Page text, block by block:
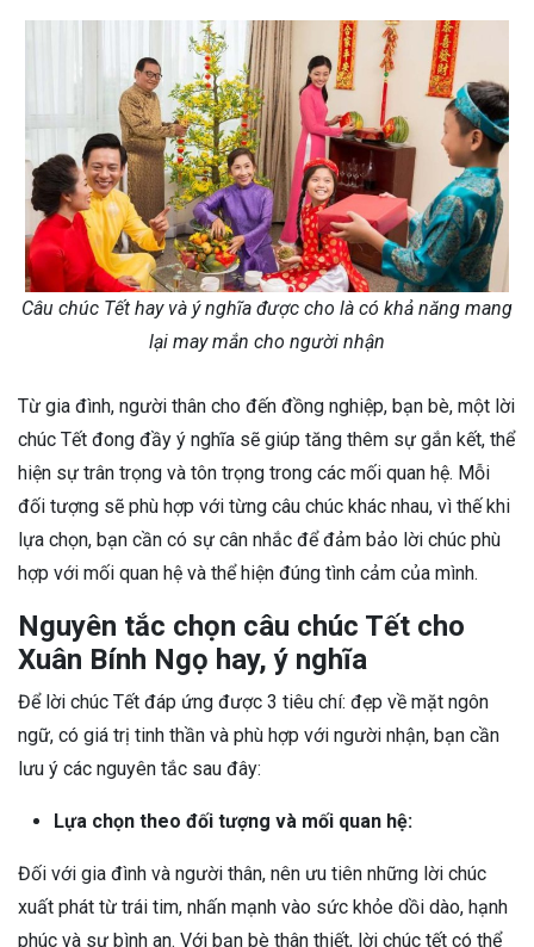
Câu chúc Tết hay và ý nghĩa được cho là có khả năng mang
lại may mắn cho người nhận
Từ gia đình, người thân cho đến đồng nghiệp, bạn bè, một lời
chúc Tết đong đầy ý nghĩa sẽ giúp tăng thêm sự gắn kết, thể
hiện sự trân trọng và tôn trọng trong các mối quan hệ. Mỗi
đối tượng sẽ phù hợp với từng câu chúc khác nhau, vì thế khi
lựa chọn, bạn cần có sự cân nhắc để đảm bảo lời chúc phù
hợp với mối quan hệ và thể hiện đúng tình cảm của mình.
Nguyên tắc chọn câu chúc Tết cho
Xuân Bính Ngọ hay, ý nghĩa
Để lời chúc Tết đáp ứng được 3 tiêu chí: đẹp về mặt ngôn
ngữ, có giá trị tinh thần và phù hợp với người nhận, bạn cần
lưu ý các nguyên tắc sau đây:
Lựa chọn theo đối tượng và mối quan hệ:
Đối với gia đình và người thân, nên ưu tiên những lời chúc
xuất phát từ trái tim, nhấn mạnh vào sức khỏe dồi dào, hạnh
phúc và sự bình an. Với bạn bè thân thiết, lời chúc tết có thể